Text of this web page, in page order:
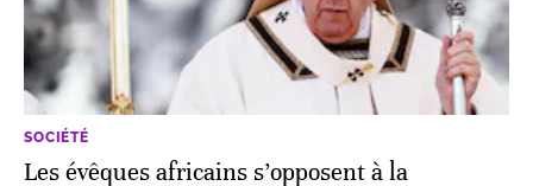
SOCIÉTÉ
Les évêques africains s’opposent à la